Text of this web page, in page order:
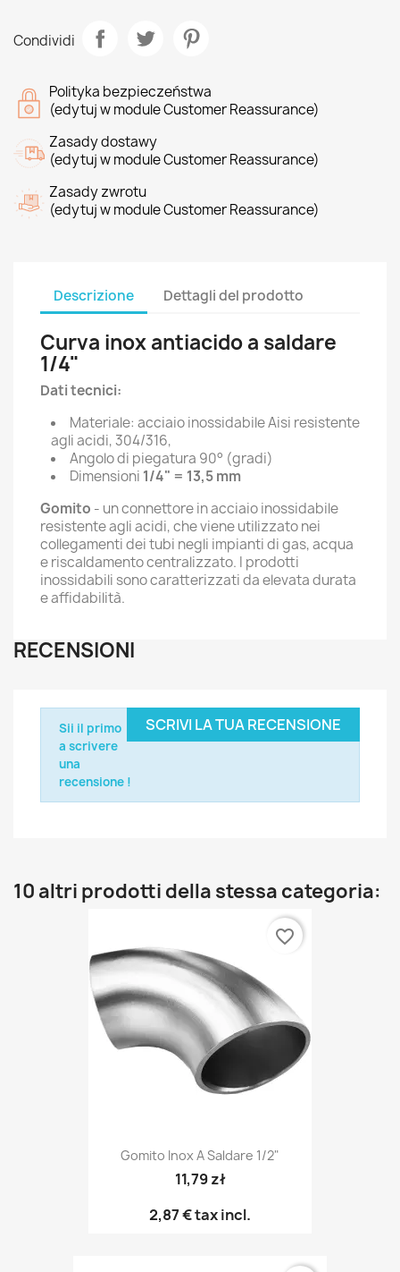
Condividi
Polityka bezpieczeństwa
(edytuj w module Customer Reassurance)
Zasady dostawy
(edytuj w module Customer Reassurance)
Zasady zwrotu
(edytuj w module Customer Reassurance)
Descrizione Dettagli del prodotto
Curva inox antiacido a saldare
1/4"
Dati tecnici:
Materiale: acciaio inossidabile Aisi resistente
agli acidi, 304/316,
Angolo di piegatura 90° (gradi)
Dimensioni 1/4" = 13,5 mm
Gomito - un connettore in acciaio inossidabile
resistente agli acidi, che viene utilizzato nei
collegamenti dei tubi negli impianti di gas, acqua
e riscaldamento centralizzato. I prodotti
inossidabili sono caratterizzati da elevata durata
e affidabilità.
RECENSIONI
SCRIVI LA TUA RECENSIONE
Sii il primo
a scrivere
una
recensione !
10 altri prodotti della stessa categoria:
Gomito Inox A Saldare 1/2"
11,79 zł
2,87 €tax incl.
favorite_border